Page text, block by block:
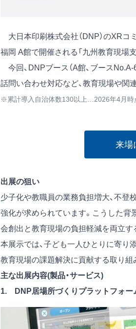
大日本印刷株式会社（DNP）のXRコ
福岡 A館で開催される「九州教育現場
今回、DNPブース（A館、ブース
話問い合わせ対応など、教育現場や関
※累計導入自治体数130以上…2026年4月時
来場
出展の狙い
少子化や教職員の業務負担増大、不登
強化が求められています。こうした背
会創出と教育現場の負担軽減を両立す
本展示では、子ども一人ひとりに寄り
教育現場の課題解決に貢献する取り組
主な出展内容(製品・サービス)
1. DNP居場所づくりプラットフォー